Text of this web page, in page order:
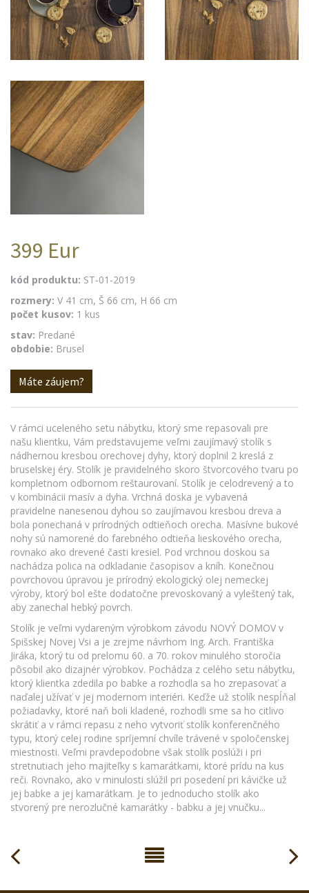
399 Eur
kód produktu: ST-01-2019
rozmery: V 41 cm, Š 66 cm, H 66 cm
počet kusov: 1 kus
stav: Predané
obdobie: Brusel
Máte záujem?
V rámci uceleného setu nábytku, ktorý sme repasovali pre
našu klientku, Vám predstavujeme veľmi zaujímavý stolík s
nádhernou kresbou orechovej dyhy, ktorý doplnil 2 kreslá z
bruselskej éry. Stolík je pravidelného skoro štvorcového tvaru po
kompletnom odbornom reštaurovaní. Stolík je celodrevený a to
v kombinácii masív a dyha. Vrchná doska je vybavená
pravidelne nanesenou dyhou so zaujímavou kresbou dreva a
bola ponechaná v prírodných odtieňoch orecha. Masívne bukové
nohy sú namorené do farebného odtieňa lieskového orecha,
rovnako ako drevené časti kresiel. Pod vrchnou doskou sa
nachádza polica na odkladanie časopisov a kníh. Konečnou
povrchovou úpravou je prírodný ekologický olej nemeckej
výroby, ktorý bol ešte dodatočne prevoskovaný a vyleštený tak,
aby zanechal hebký povrch.
Stolík je veľmi vydareným výrobkom závodu NOVÝ DOMOV v
Spišskej Novej Vsi a je zrejme návrhom Ing. Arch. Františka
Jiráka, ktorý tu od prelomu 60. a 70. rokov minulého storočia
pôsobil ako dizajnér výrobkov. Pochádza z celého setu nábytku,
ktorý klientka zdedila po babke a rozhodla sa ho zrepasovať a
naďalej užívať v jej modernom interiéri. Keďže už stolík nespĺňal
požiadavky, ktoré naň boli kladené, rozhodli sme sa ho citlivo
skrátiť a v rámci repasu z neho vytvoriť stolík konferenčného
typu, ktorý celej rodine spríjemní chvíle trávené v spoločenskej
miestnosti. Veľmi pravdepodobne však stolík poslúži i pri
stretnutiach jeho majiteľky s kamarátkami, ktoré prídu na kus
reči. Rovnako, ako v minulosti slúžil pri posedení pri kávičke už
jej babke a jej kamarátkam. Je to jednoducho stolík ako
stvorený pre nerozlučné kamarátky - babku a jej vnučku...